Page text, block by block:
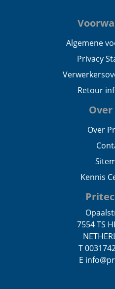
Algemene
Privacy
Retour
Over
Over
Kennis
7554 TS
T
E